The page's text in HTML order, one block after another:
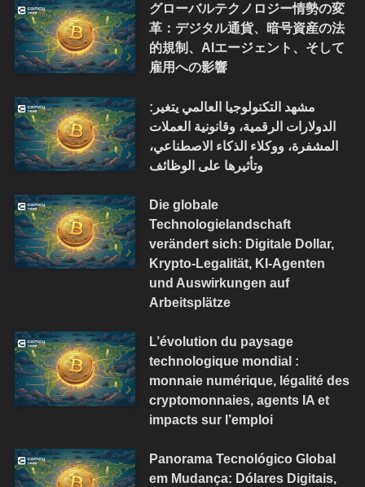
グローバルテクノロジー情勢の変
革：デジタル通貨、暗号資産の法
的規制、AIエージェント、そして
雇用への影響
مشهد التكنولوجيا العالمي يتغير:
الدولارات الرقمية، وقانونية العملات
المشفرة، ووكلاء الذكاء الاصطناعي،
وتأثيرها على الوظائف
Die globale
Technologielandschaft
verändert sich: Digitale Dollar,
Krypto-Legalität, KI-Agenten
und Auswirkungen auf
Arbeitsplätze
L’évolution du paysage
technologique mondial :
monnaie numérique, légalité des
cryptomonnaies, agents IA et
impacts sur l’emploi
Panorama Tecnológico Global
em Mudança: Dólares Digitais,